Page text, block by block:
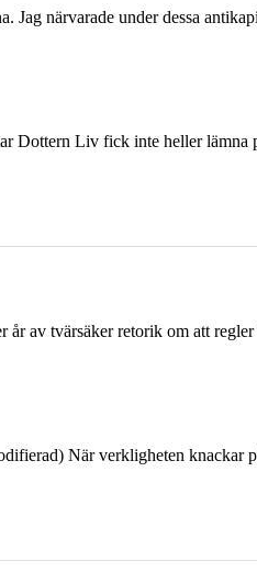
närvarade under dessa
Dottern Liv fick inte heller
av tvärsäker retorik om att
När verkligheten knackar